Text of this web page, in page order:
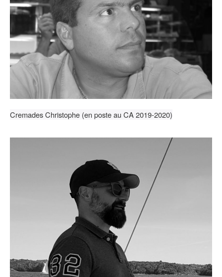
Cremades Christophe (en poste au CA 2019-2020)